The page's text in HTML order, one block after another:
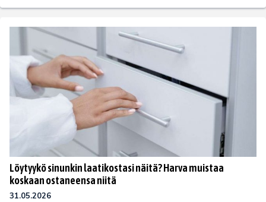
Löytyykö sinunkin laatikostasi näitä? Harva muistaa
koskaan ostaneensa niitä
31.05.2026